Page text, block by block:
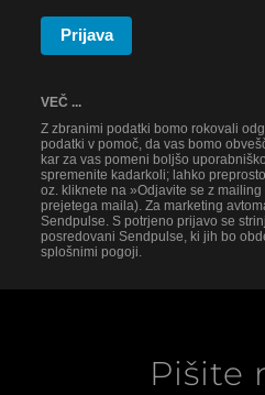
Prijava
VEČ ...
Z zbranimi podatki bomo rokovali
podatki v pomoč, da vas bomo
kar za vas pomeni boljšo
spremenite kadarkoli; lahko
oz. kliknete na »Odjavite se z
prejetega maila). Za marketing
Sendpulse. S potrjeno prijavo se
posredovani Sendpulse, ki jih bo
splošnimi pogoji.
Pišite